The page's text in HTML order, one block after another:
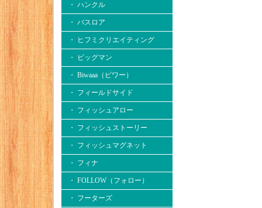
・ ハンクル
・ バスロア
・ ヒフミクリエイティング
・ ビッグマン
・ Biwaaa（ビワー）
・ フィールドサイド
・ フィッシュアロー
・ フィッシュストーリー
・ フィッシュマグネット
・ フィナ
・ FOLLOW（フォロー）
・ フーターズ